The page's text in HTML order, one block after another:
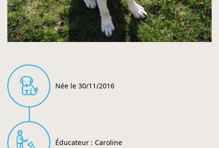
Née le 30/11/2016
Éducateur : Caroline